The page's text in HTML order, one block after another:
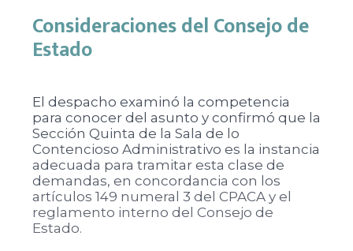
Consideraciones del Consejo de
Estado
El despacho examinó la competencia
para conocer del asunto y confirmó que la
Sección Quinta de la Sala de lo
Contencioso Administrativo es la instancia
adecuada para tramitar esta clase de
demandas, en concordancia con los
artículos 149 numeral 3 del CPACA y el
reglamento interno del Consejo de
Estado.